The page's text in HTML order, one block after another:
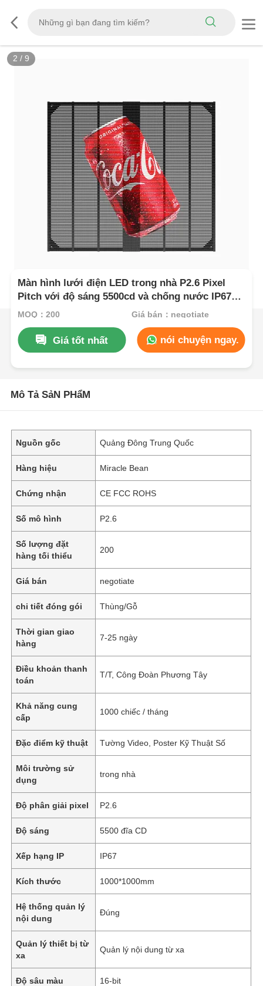
3 / 9
Màn hình lưới điện LED trong nhà P2.6 Pixel
Pitch với độ sáng 5500cd và chống nước IP67
cho các cửa hàng bán lẻ
MOQ：200 Giá bán：negotiate
Giá tốt nhất nói chuyện ngay.
Mô Tả SảN PHẩM
Nguồn gốc Quảng Đông Trung Quốc
Hàng hiệu Miracle Bean
Chứng nhận CE FCC ROHS
Số mô hình P2.6
Số lượng đặt
hàng tối thiểu
200
Giá bán negotiate
chi tiết đóng gói Thùng/Gỗ
Thời gian giao
hàng
7-25 ngày
Điều khoản thanh
toán
T/T, Công Đoàn Phương Tây
Khả năng cung
cấp
1000 chiếc / tháng
Đặc điểm kỹ thuật Tường Video, Poster Kỹ Thuật Số
Môi trường sử
dụng
trong nhà
Độ phân giải pixel P2.6
Độ sáng 5500 đĩa CD
Xếp hạng IP IP67
Kích thước 1000*1000mm
Hệ thống quản lý
nội dung
Đúng
Quản lý thiết bị từ
xa
Quản lý nội dung từ xa
Độ sâu màu 16-bit